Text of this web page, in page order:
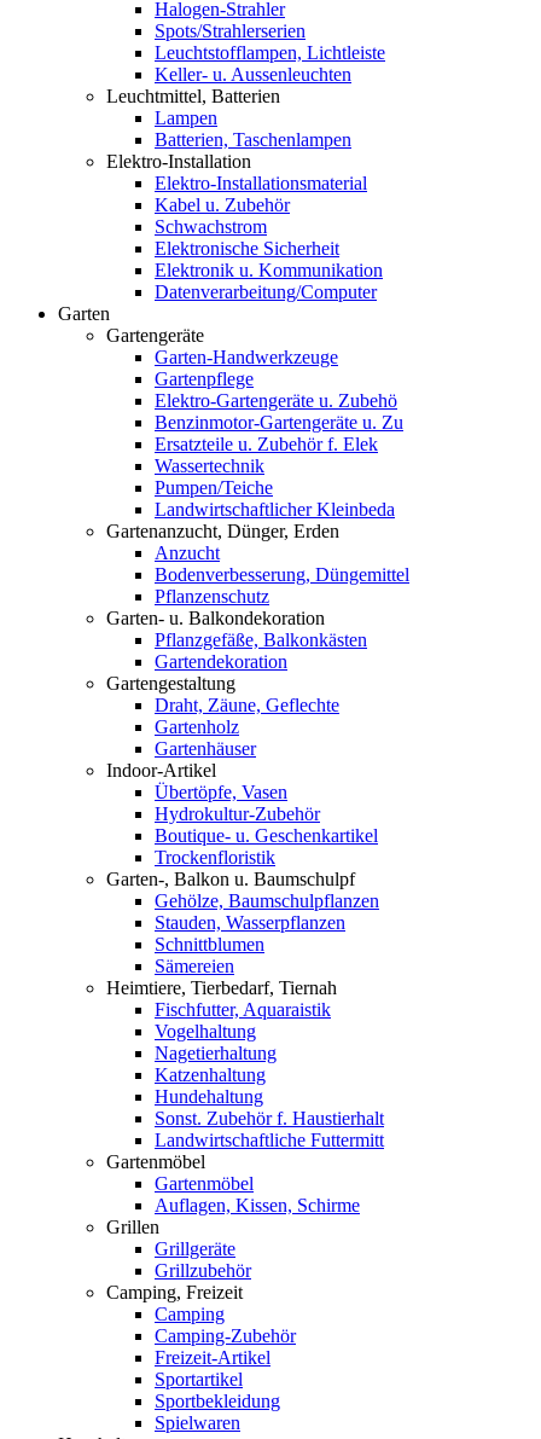
Halogen-Strahler
Spots/Strahlerserien
Leuchtstofflampen, Lichtleiste
Keller- u. Aussenleuchten
Leuchtmittel, Batterien
Lampen
Batterien, Taschenlampen
Elektro-Installation
Elektro-Installationsmaterial
Kabel u. Zubehör
Schwachstrom
Elektronische Sicherheit
Elektronik u. Kommunikation
Datenverarbeitung/Computer
Garten
Gartengeräte
Garten-Handwerkzeuge
Gartenpflege
Elektro-Gartengeräte u. Zubehö
Benzinmotor-Gartengeräte u. Zu
Ersatzteile u. Zubehör f. Elek
Wassertechnik
Pumpen/Teiche
Landwirtschaftlicher Kleinbeda
Gartenanzucht, Dünger, Erden
Anzucht
Bodenverbesserung, Düngemittel
Pflanzenschutz
Garten- u. Balkondekoration
Pflanzgefäße, Balkonkästen
Gartendekoration
Gartengestaltung
Draht, Zäune, Geflechte
Gartenholz
Gartenhäuser
Indoor-Artikel
Übertöpfe, Vasen
Hydrokultur-Zubehör
Boutique- u. Geschenkartikel
Trockenfloristik
Garten-, Balkon u. Baumschulpf
Gehölze, Baumschulpflanzen
Stauden, Wasserpflanzen
Schnittblumen
Sämereien
Heimtiere, Tierbedarf, Tiernah
Fischfutter, Aquaraistik
Vogelhaltung
Nagetierhaltung
Katzenhaltung
Hundehaltung
Sonst. Zubehör f. Haustierhalt
Landwirtschaftliche Futtermitt
Gartenmöbel
Gartenmöbel
Auflagen, Kissen, Schirme
Grillen
Grillgeräte
Grillzubehör
Camping, Freizeit
Camping
Camping-Zubehör
Freizeit-Artikel
Sportartikel
Sportbekleidung
Spielwaren